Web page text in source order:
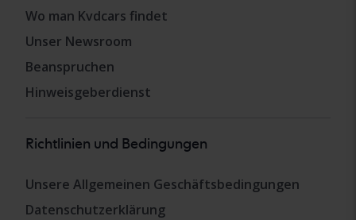
Wo man Kvdcars findet
Unser Newsroom
Beanspruchen
Hinweisgeberdienst
Richtlinien und Bedingungen
Unsere Allgemeinen Geschäftsbedingungen
Datenschutzerklärung